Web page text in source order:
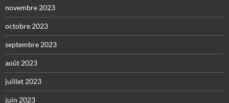
novembre 2023
octobre 2023
septembre 2023
août 2023
juillet 2023
juin 2023